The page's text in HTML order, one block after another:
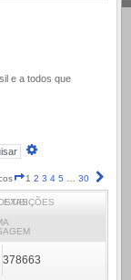
e a todos que
Página
1
de
1 2 3 4 5 … 30
EXIBIÇÕES
378663